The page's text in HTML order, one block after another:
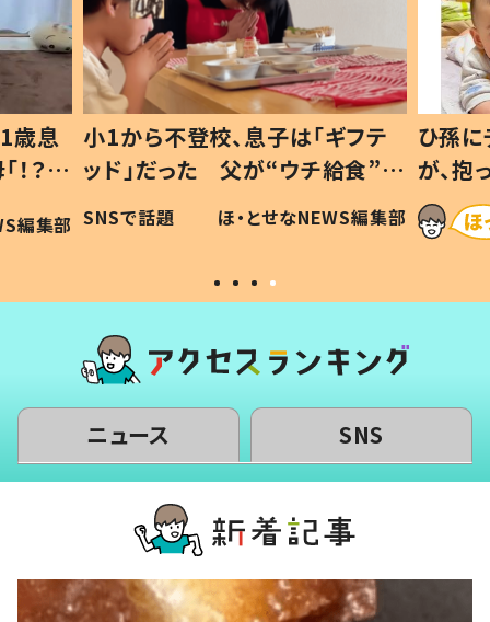
歳息
？」
編集部
小1から不登校、息子は「ギフテ
ッド」だった 父が“ウチ給食”を
作り続ける理由とは #令和の親
#令和の子
SNSで話題 ほ・とせなNEWS編集部
ひ孫
が、
「涙が
い」
ニュース SNS